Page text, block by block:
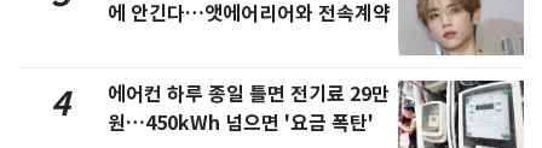
에 안긴다…앳에어리어와 전속계약
4
에어컨 하루 종일 틀면 전기료 29만
원…450kWh 넘으면 '요금 폭탄'